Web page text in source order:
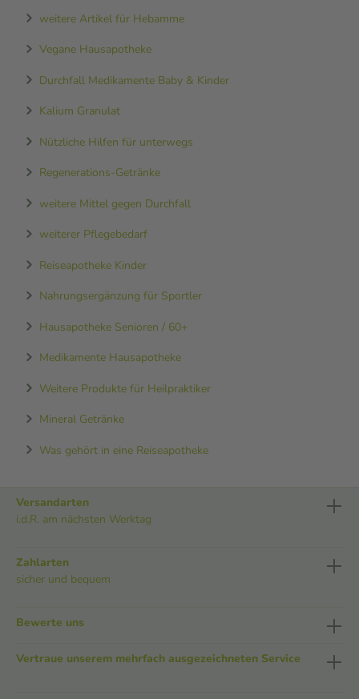
weitere Artikel für Hebamme
Vegane Hausapotheke
Durchfall Medikamente Baby & Kinder
Kalium Granulat
Nützliche Hilfen für unterwegs
Regenerations-Getränke
weitere Mittel gegen Durchfall
weiterer Pflegebedarf
Reiseapotheke Kinder
Nahrungsergänzung für Sportler
Hausapotheke Senioren / 60+
Medikamente Hausapotheke
Weitere Produkte für Heilpraktiker
Mineral Getränke
Was gehört in eine Reiseapotheke
Versandarten
i.d.R. am nächsten Werktag
Zahlarten
sicher und bequem
Bewerte uns
Vertraue unserem mehrfach ausgezeichneten Service